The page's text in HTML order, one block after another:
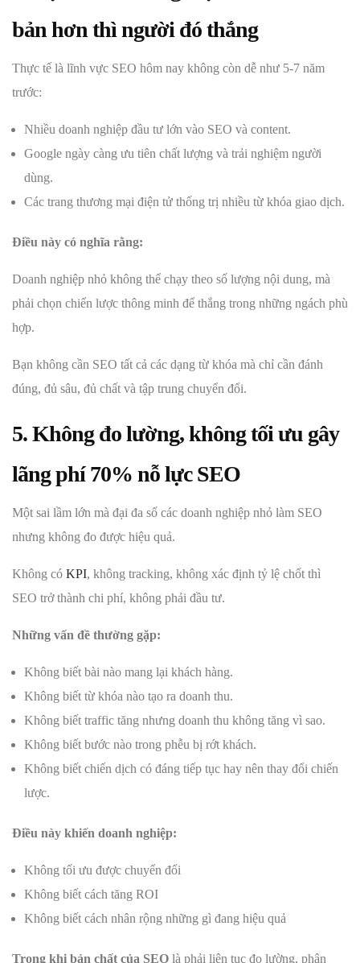
bản hơn thì người đó thắng
Thực tế là lĩnh vực SEO hôm nay không còn dễ như 5-7 năm
trước:
Nhiều doanh nghiệp đầu tư lớn vào SEO và content.
Google ngày càng ưu tiên chất lượng và trải nghiệm người
dùng.
Các trang thương mại điện tử thống trị nhiều từ khóa giao dịch.
Điều này có nghĩa rằng:
Doanh nghiệp nhỏ không thể chạy theo số lượng nội dung, mà
phải chọn chiến lược thông minh để thắng trong những ngách phù
hợp.
Bạn không cần SEO tất cả các dạng từ khóa mà chỉ cần đánh
đúng, đủ sâu, đủ chất và tập trung chuyển đổi.
5. Không đo lường, không tối ưu gây
lãng phí 70% nỗ lực SEO
Một sai lầm lớn mà đại đa số các doanh nghiệp nhỏ làm SEO
nhưng không đo được hiệu quả.
Không có KPI, không tracking, không xác định tỷ lệ chốt thì
SEO trở thành chi phí, không phải đầu tư.
Những vấn đề thường gặp:
Không biết bài nào mang lại khách hàng.
Không biết từ khóa nào tạo ra doanh thu.
Không biết traffic tăng nhưng doanh thu không tăng vì sao.
Không biết bước nào trong phễu bị rớt khách.
Không biết chiến dịch có đáng tiếp tục hay nên thay đổi chiến
lược.
Điều này khiến doanh nghiệp:
Không tối ưu được chuyển đổi
Không biết cách tăng ROI
Không biết cách nhân rộng những gì đang hiệu quả
Trong khi bản chất của SEO là phải liên tục đo lường, phân